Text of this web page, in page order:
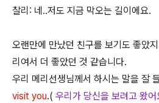
찰리: 네..저도 지금 막오는 길이에요.
오랜만에 만났던 친구를 보기도 좋았
리여서 더 좋았던 것 같습니다.
우리 메리선생님께서 하시는 말을 잘
visit you.( 우리가 당신을 보려고 왔어